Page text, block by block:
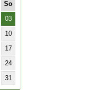
So
03
10
17
24
31